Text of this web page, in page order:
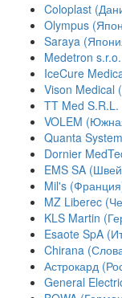
Coloplast
Olympus
Saraya
Medetron
IceCure
Vison Medical
TT Med
VOLEM
Quanta
Dornier
EMS SA
Mil's
MZ Liberec
KLS Martin
Esaote SpA
Chirana
Астрокард
General